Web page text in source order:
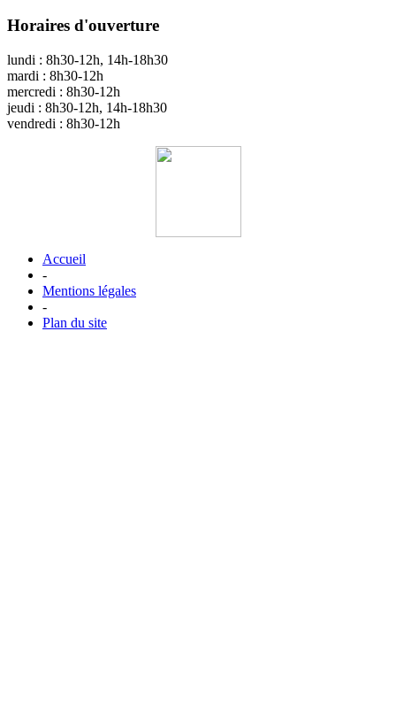
Horaires d'ouverture
lundi : 8h30-12h, 14h-18h30
mardi : 8h30-12h
mercredi : 8h30-12h
jeudi : 8h30-12h, 14h-18h30
vendredi : 8h30-12h
Accueil
-
Mentions légales
-
Plan du site